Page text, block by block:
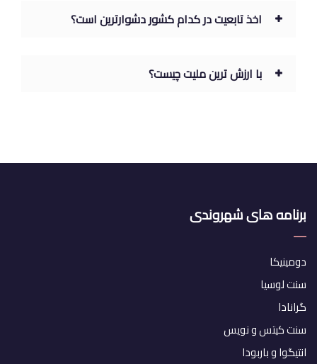
اخذ تابعیت در کدام کشور دشوارترین است؟
با ارزش ترین ملیت چیست؟
برنامه های شهروندی
دومینیکا
سنت لوسیا
گرانادا
سنت کیتس و نویس
انتیگوا و باربودا